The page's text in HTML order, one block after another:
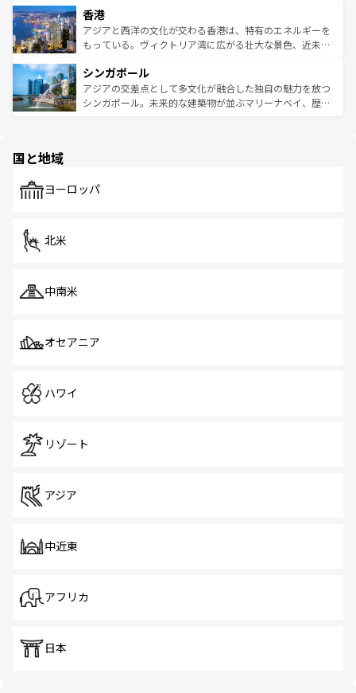
とつ。フォーやバインミー、ベトナムコーヒーなどは、ぜ
ひ現地で味わいたい。どの地域を訪れてもあたたかい人々
が旅行者を迎えてくれるので、きっと忘れられない旅にな
参照してほしい。
の活気が交差している。北部ではチェンマイなどの山岳地
帯で自然と触れ合い、南部ではプーケットやクラビの美し
いビーチでリゾート気分を楽しむことができる。タイ料理
激する。気候は一年中温暖で、どの季節にも異なる楽しみ
が待っている。親しみやすいタイの人々、仏教を中心とし
た文化、そして多様な観光資源が、訪れる旅人を魅了し続
香港
アジアと西洋の文化が交わる香港は、特有のエネルギーを
もっている。ヴィクトリア湾に広がる壮大な景色、近未来
み、どこを訪れても感動するはず。観光スポットが密集し
ており、効率よく見どころを回れるのも魅力。息をのむよ
うな絶景から文化的な体験まで、香港を存分に楽しみ尽く
シンガポール
アジアの交差点として多文化が融合した独自の魅力を放つ
シンガポール。未来的な建築物が並ぶマリーナベイ、歴史
で、ホーカーズは地元の風情を楽しめる外せないスポット
国と地域
ヨーロッパ
北米
中南米
オセアニア
ハワイ
リゾート
アジア
中近東
アフリカ
日本